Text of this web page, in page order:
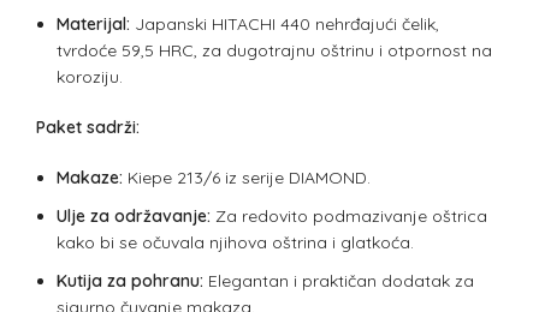
Materijal: Japanski HITACHI 440 nehrđajući čelik,
tvrdoće 59,5 HRC, za dugotrajnu oštrinu i otpornost na
koroziju.
Paket sadrži:
Makaze: Kiepe 213/6 iz serije DIAMOND.
Ulje za održavanje: Za redovito podmazivanje oštrica
kako bi se očuvala njihova oštrina i glatkoća.
Kutija za pohranu: Elegantan i praktičan dodatak za
sigurno čuvanje makaza.